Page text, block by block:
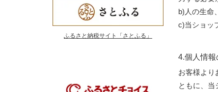
b)人の生命
c)当ショッ
4.個人情
お客様より
ともに、当
ふるさと納税サイト「さとふる」